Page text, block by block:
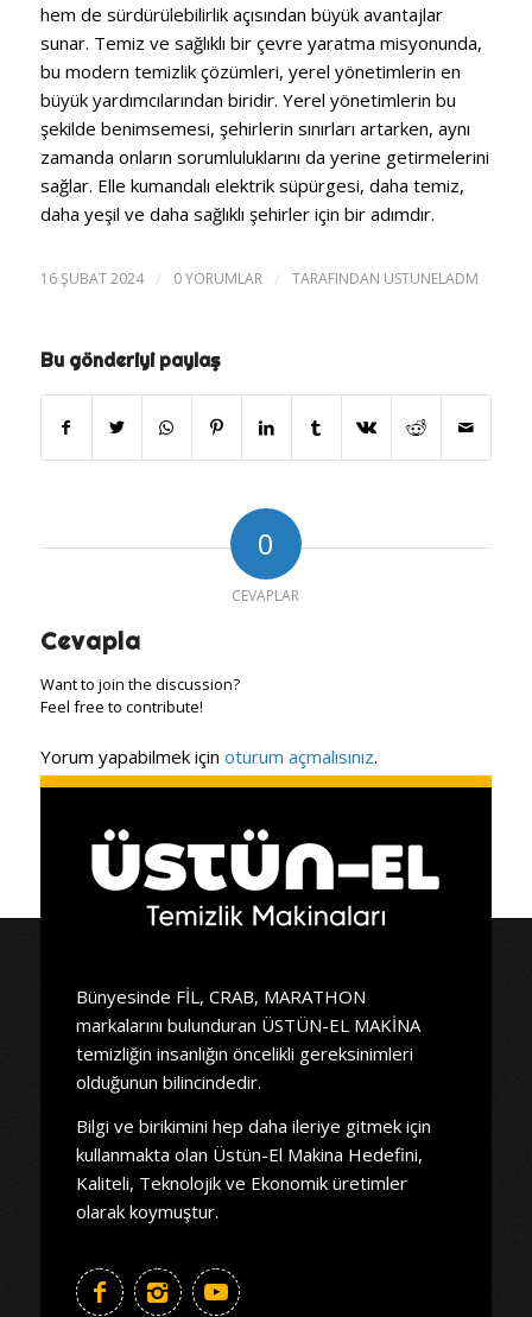
hem de sürdürülebilirlik açısından büyük avantajlar
sunar. Temiz ve sağlıklı bir çevre yaratma misyonunda,
bu modern temizlik çözümleri, yerel yönetimlerin en
büyük yardımcılarından biridir. Yerel yönetimlerin bu
şekilde benimsemesi, şehirlerin sınırları artarken, aynı
zamanda onların sorumluluklarını da yerine getirmelerini
sağlar. Elle kumandalı elektrik süpürgesi, daha temiz,
daha yeşil ve daha sağlıklı şehirler için bir adımdır.
16 ŞUBAT 2024 / 0 YORUMLAR / TARAFINDAN USTUNELADM
Bu gönderiyi paylaş
0
CEVAPLAR
Cevapla
Want to join the discussion?
Feel free to contribute!
Yorum yapabilmek için oturum açmalısınız.
Bünyesinde FİL, CRAB, MARATHON
markalarını bulunduran ÜSTÜN-EL MAKİNA
temizliğin insanlığın öncelikli gereksinimleri
olduğunun bilincindedir.
Bilgi ve birikimini hep daha ileriye gitmek için
kullanmakta olan Üstün-El Makina Hedefini,
Kaliteli, Teknolojik ve Ekonomik üretimler
olarak koymuştur.